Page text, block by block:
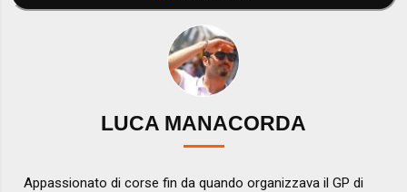
LUCA MANACORDA
Appassionato di corse fin da quando organizzava il GP di